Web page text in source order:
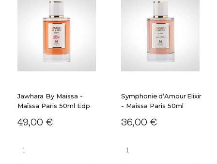
Jawhara By Maïssa -
Maïssa Paris 50ml Edp
49,00 €
Symphonie D’Amour Elixir
- Maissa Paris 50ml
36,00 €